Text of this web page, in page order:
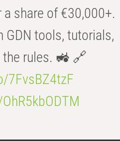
share of €30,000+.
GDN tools, tutorials,
the rules. 🚜 🔗
7FvsBZ4tzF